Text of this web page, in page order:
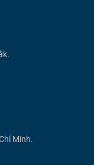
Minh.